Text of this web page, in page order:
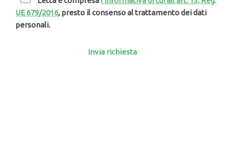
UE 679/2016, presto il consenso al trattamento dei dati
personali.